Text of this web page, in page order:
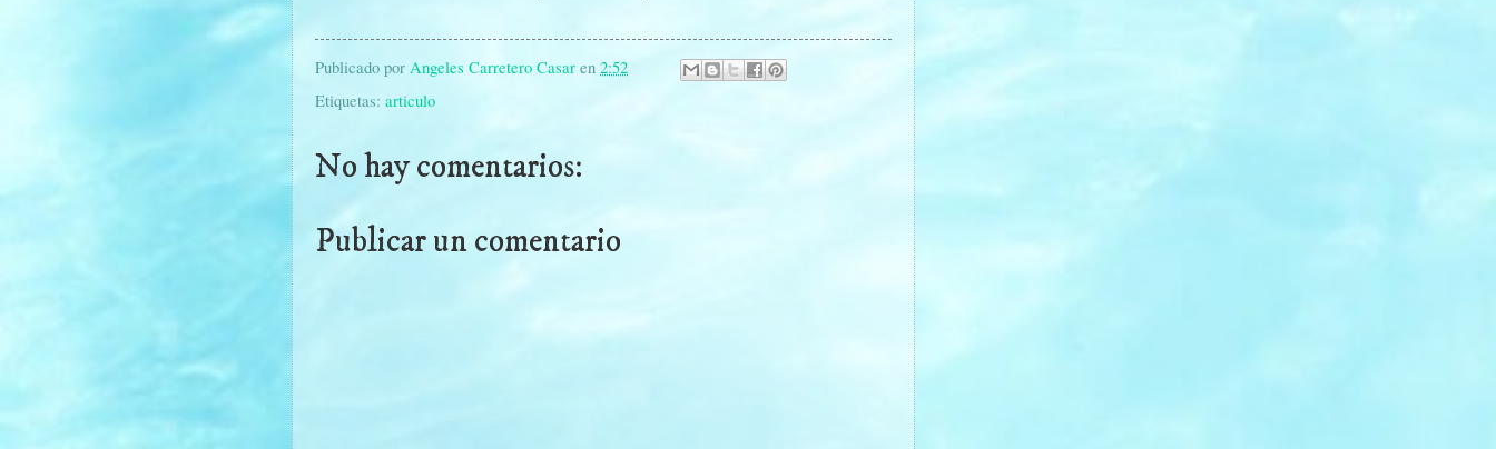
Publicado por Angeles Carretero Casar en 2:52
Etiquetas: articulo
No hay comentarios:
Publicar un comentario